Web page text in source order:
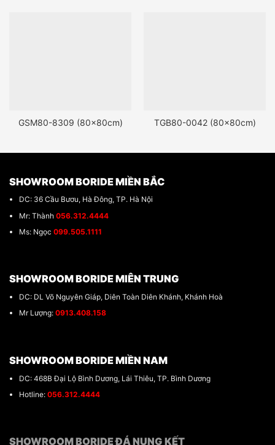
GSM80-8309 (80x80cm) TGB80-0042 (80x80cm)
SHOWROOM BORIDE MIỀN BẮC
DC: 36 Cầu Bươu, Hà Đông, TP. Hà Nội
Mr: Thành 056.312.4444
Ms: Ngọc 099.505.1111
SHOWROOM BORIDE MIÊN TRUNG
DC: DL Võ Nguyên Giáp, Diên Toàn Diên Khánh, Khánh Hoà
Mr Lượng: 0913.408.158
SHOWROOM BORIDE MIỀN NAM
DC: 468B Đại Lộ Bình Dương, Lái Thiêu, TP. Bình Dương
Hotline: 056.312.4444
SHOWROOM BORIDE ĐÁ NUNG KẾT